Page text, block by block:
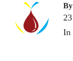
By
In